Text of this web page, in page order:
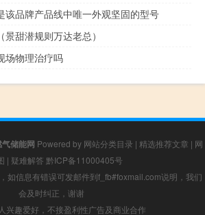
该品牌产品线中唯一外观坚固的型号
甜潜规则万达老总）
场物理治疗吗
储能网 Powered by 网站分类目录 | 精选推荐文章 | 网
| 疑难解答 黔ICP备11000405号
如信息有错误可发邮件到f_fb#foxmail.com说明，我们
会及时纠正，谢谢
兴趣爱好，不接盈利性广告及商业合作